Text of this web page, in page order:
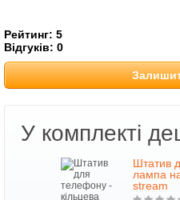
Рейтинг: 5
Відгуків: 0
У комплекті
Штатив
лампа
stream